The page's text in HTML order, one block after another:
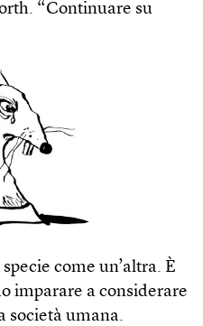
“Continuare su
come un’altra. È
imparare a considerare
società umana.